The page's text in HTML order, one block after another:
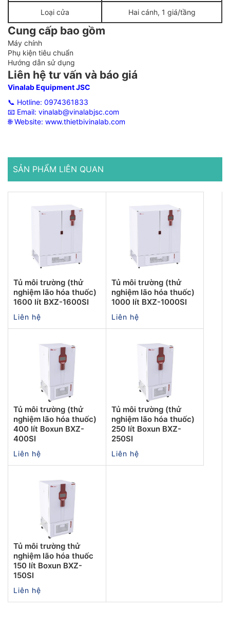
Loại cửa Hai cánh, 1 giá/tầng
Cung cấp bao gồm
Máy chính
Phụ kiện tiêu chuẩn
Hướng dẫn sử dụng
Liên hệ tư vấn và báo giá
Vinalab Equipment JSC
📞 Hotline: 0974361833
📧 Email: vinalab@vinalabjsc.com
🌐 Website: www.thietbivinalab.com
SẢN PHẨM LIÊN QUAN
Tủ môi trường (thử
nghiệm lão hóa thuốc)
1600 lít BXZ-1600SI
Liên hệ
Tủ môi trường (thử
nghiệm lão hóa thuốc)
1000 lít BXZ-1000SI
Liên hệ
Tủ môi trường (thử
nghiệm lão hóa thuốc)
400 lít Boxun BXZ-
400SI
Liên hệ
Tủ môi trường (thử
nghiệm lão hóa thuốc)
250 lít Boxun BXZ-
250SI
Liên hệ
Tủ môi trường thử
nghiệm lão hóa thuốc
150 lít Boxun BXZ-
150SI
Liên hệ